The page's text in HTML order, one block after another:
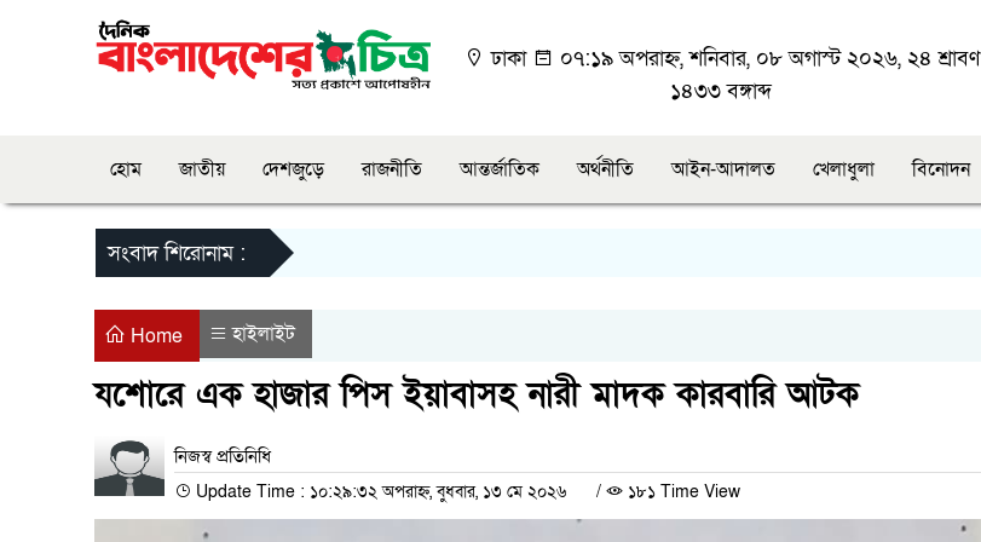
ঢাকা
০৭:১৯ অপরাহ্ন, শনিবার, ০৮ অগাস্ট ২০২৬, ২৪ শ্রাবণ
১৪৩৩ বঙ্গাব্দ
হোম জাতীয় দেশজুড়ে রাজনীতি আন্তর্জাতিক অর্থনীতি আইন-আদালত খেলাধুলা বিনোদন
সংবাদ শিরোনাম :
Home হাইলাইট
যশোরে এক হাজার পিস ইয়াবাসহ নারী মাদক কারবারি আটক
নিজস্ব প্রতিনিধি
Update Time : ১০:২৯:৩২ অপরাহ্ন, বুধবার, ১৩ মে ২০২৬ / ১৮১ Time View